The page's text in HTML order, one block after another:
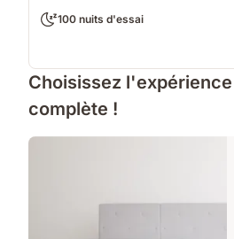
100 nuits d'essai
Choisissez
complète !